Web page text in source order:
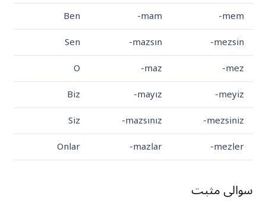
-mem
-mam
Ben
-mezsin
-mazsın
Sen
-mez
-maz
O
-meyiz
-mayız
Biz
-mezsiniz
-mazsınız
Siz
-mezler
-mazlar
Onlar
سوالی مثبت